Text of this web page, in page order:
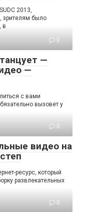
2013,
зрителям было
в
0
—
—
с вами
вызовет у
0
видео на
ресурс, который
развлекательных
0